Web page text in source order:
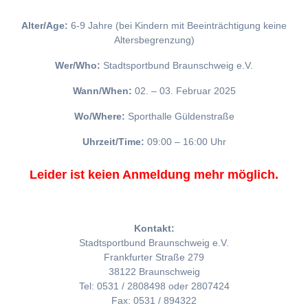
Alter/Age: 6-9 Jahre (bei Kindern mit Beeinträchtigung keine
Altersbegrenzung)
Wer/Who: Stadtsportbund Braunschweig e.V.
Wann/When: 02. – 03. Februar 2025
Wo/Where: Sporthalle Güldenstraße
Uhrzeit/Time: 09:00 – 16:00 Uhr
Leider ist keien Anmeldung mehr möglich.
Kontakt:
Stadtsportbund Braunschweig e.V.
Frankfurter Straße 279
38122 Braunschweig
Tel: 0531 / 2808498 oder 2807424
Fax: 0531 / 894322